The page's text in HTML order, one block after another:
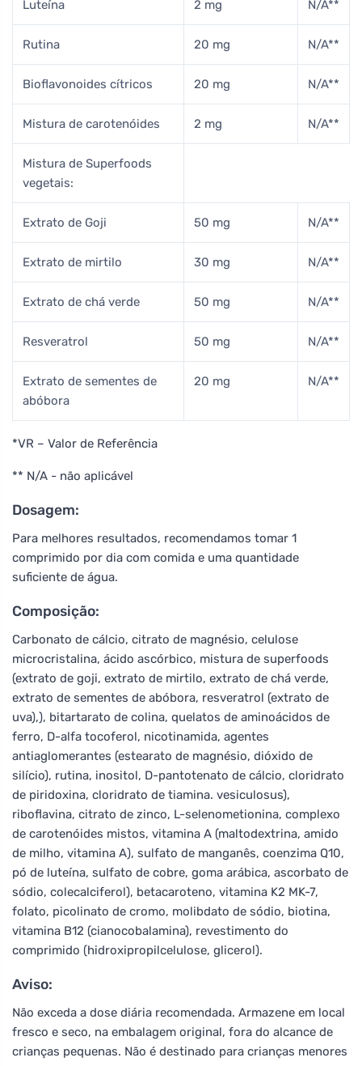
Luteína 2 mg N/A**
Rutina 20 mg N/A**
Bioflavonoides cítricos 20 mg N/A**
Mistura de carotenóides 2 mg N/A**
Mistura de Superfoods
vegetais:
Extrato de Goji 50 mg N/A**
Extrato de mirtilo 30 mg N/A**
Extrato de chá verde 50 mg N/A**
Resveratrol 50 mg N/A**
Extrato de sementes de
abóbora
20 mg N/A**
*VR – Valor de Referência
** N/A - não aplicável
Dosagem:
Para melhores resultados, recomendamos tomar 1
comprimido por dia com comida e uma quantidade
suficiente de água.
Composição:
Carbonato de cálcio, citrato de magnésio, celulose
microcristalina, ácido ascórbico, mistura de superfoods
(extrato de goji, extrato de mirtilo, extrato de chá verde,
extrato de sementes de abóbora, resveratrol (extrato de
uva),), bitartarato de colina, quelatos de aminoácidos de
ferro, D-alfa tocoferol, nicotinamida, agentes
antiaglomerantes (estearato de magnésio, dióxido de
silício), rutina, inositol, D-pantotenato de cálcio, cloridrato
de piridoxina, cloridrato de tiamina. vesiculosus),
riboflavina, citrato de zinco, L-selenometionina, complexo
de carotenóides mistos, vitamina A (maltodextrina, amido
de milho, vitamina A), sulfato de manganês, coenzima Q10,
pó de luteína, sulfato de cobre, goma arábica, ascorbato de
sódio, colecalciferol), betacaroteno, vitamina K2 MK-7,
folato, picolinato de cromo, molibdato de sódio, biotina,
vitamina B12 (cianocobalamina), revestimento do
comprimido (hidroxipropilcelulose, glicerol).
Aviso:
Não exceda a dose diária recomendada. Armazene em local
fresco e seco, na embalagem original, fora do alcance de
crianças pequenas. Não é destinado para crianças menores